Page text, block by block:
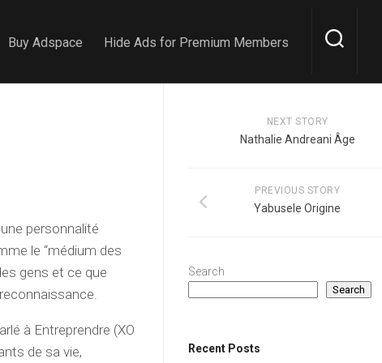
Buy Adspace Hide Ads for Premium Members
personnalité
le “médium des
gens et ce que
à Entreprendre (XO
de sa vie,
NEXT STORY
Nathalie Andreani Âge
PREVIOUS STORY
Yabusele Origine
Search
Search
Recent Posts